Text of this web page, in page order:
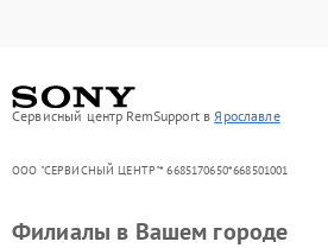
Сервисный центр RemSupport в Ярославле
ООО "СЕРВИСНЫЙ ЦЕНТР"* 6685170650*668501001
Филиалы в Вашем городе